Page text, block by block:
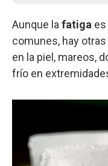
Aunque la fatiga
comunes, hay
en la piel, mareos,
frío en